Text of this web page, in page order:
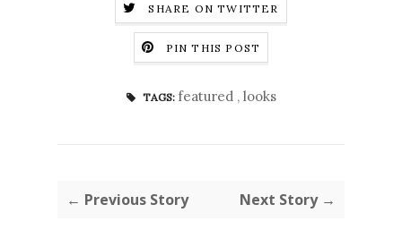
SHARE ON TWITTER
PIN THIS POST
TAGS: featured , looks
← Previous Story Next Story →